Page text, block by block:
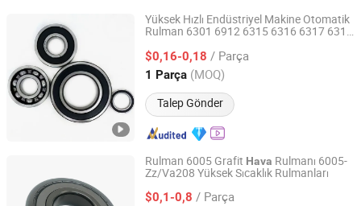
Yüksek Hızlı Endüstriyel Makine Otomatik
Rulman 6301 6912 6315 6316 6317 6318
Bilyalı Rulman HavaKompresörü için
$0,16-0,18 / Parça
1 Parça (MOQ)
Talep Gönder
Shandong Xinsheng Bearing Co., Ltd.
Shandong, China Fiyat 2025
Rulman 6005 Grafit Hava Rulmanı 6005-
Zz/Va208 Yüksek Sıcaklık Rulmanları
$0,1-0,8 / Parça
Shandong Shunwei Bearing Co., Ltd.